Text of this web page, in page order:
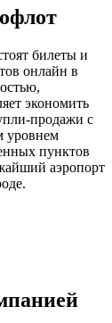
билеты и
онлайн в
экономить
продажи с
уровнем
пунктов
аэропорт